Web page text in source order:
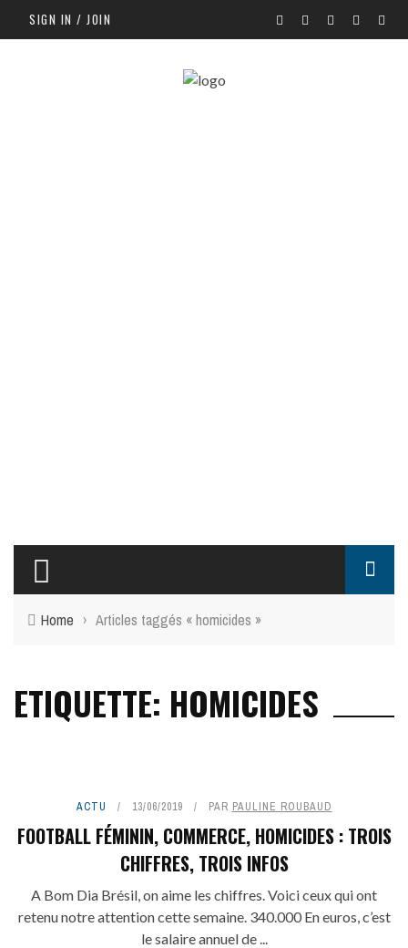
SIGN IN / JOIN
Home › Articles taggés « homicides »
ETIQUETTE: HOMICIDES
ACTU 13/06/2019 PAR PAULINE ROUBAUD
FOOTBALL FÉMININ, COMMERCE, HOMICIDES : TROIS
CHIFFRES, TROIS INFOS
A Bom Dia Brésil, on aime les chiffres. Voici ceux qui ont
retenu notre attention cette semaine. 340.000 En euros, c’est
le salaire annuel de ...